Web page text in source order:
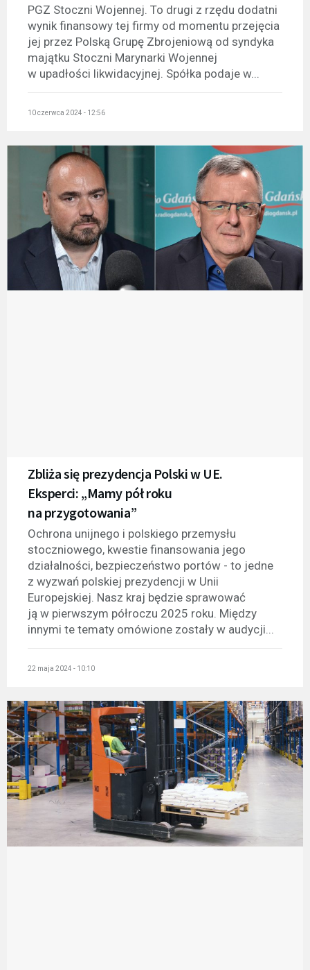
PGZ Stoczni Wojennej. To drugi z rzędu dodatni
wynik finansowy tej firmy od momentu przejęcia
jej przez Polską Grupę Zbrojeniową od syndyka
majątku Stoczni Marynarki Wojennej
w upadłości likwidacyjnej. Spółka podaje w...
10 czerwca 2024 - 12:56
Zbliża się prezydencja Polski w UE.
Eksperci: „Mamy pół roku
na przygotowania”
Ochrona unijnego i polskiego przemysłu
stoczniowego, kwestie finansowania jego
działalności, bezpieczeństwo portów - to jedne
z wyzwań polskiej prezydencji w Unii
Europejskiej. Nasz kraj będzie sprawować
ją w pierwszym półroczu 2025 roku. Między
innymi te tematy omówione zostały w audycji...
22 maja 2024 - 10:10